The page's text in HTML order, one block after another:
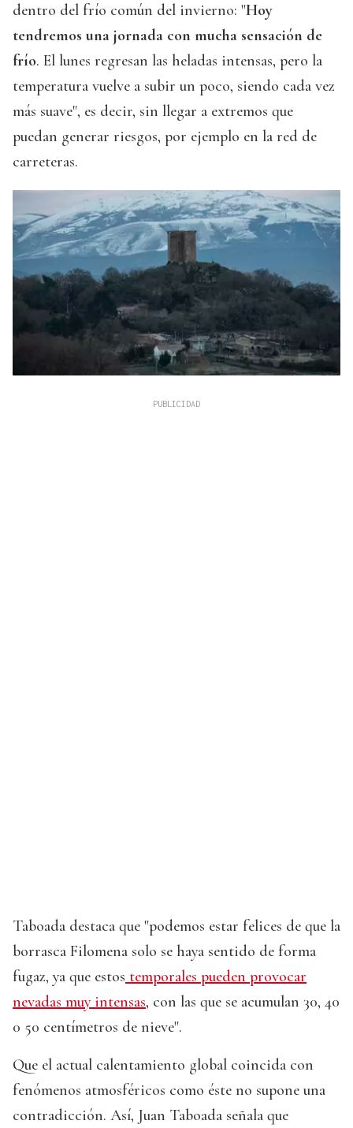
dentro del frío común del invierno: "Hoy
tendremos una jornada con mucha sensación de
frío. El lunes regresan las heladas intensas, pero la
temperatura vuelve a subir un poco, siendo cada vez
más suave", es decir, sin llegar a extremos que
puedan generar riesgos, por ejemplo en la red de
carreteras.
Taboada destaca que "podemos estar felices de que la
borrasca Filomena solo se haya sentido de forma
fugaz, ya que estos temporales pueden provocar
nevadas muy intensas, con las que se acumulan 30, 40
0 50 centímetros de nieve".
Que el actual calentamiento global coincida con
fenómenos atmosféricos como éste no supone una
contradicción. Así, Juan Taboada señala que